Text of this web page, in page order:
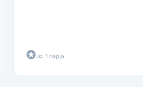
1 napja